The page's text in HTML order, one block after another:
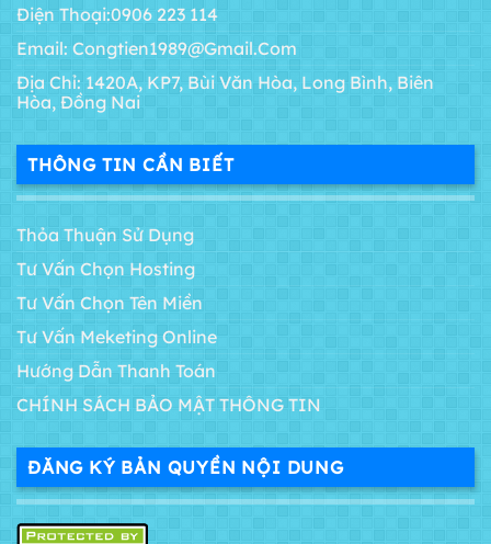
Điện Thoại:0906 223 114
Email: Congtien1989@gmail.com
Địa Chỉ: 1420A, KP7, Bùi Văn Hòa, Long Bình, Biên
Hòa, Đồng Nai
THÔNG TIN CẦN BIẾT
Thỏa Thuận Sử Dụng
Tư Vấn Chọn Hosting
Tư Vấn Chọn Tên Miền
Tư Vấn Meketing Online
Hướng Dẫn Thanh Toán
CHÍNH SÁCH BẢO MẬT THÔNG TIN
ĐĂNG KÝ BẢN QUYỀN NỘI DUNG